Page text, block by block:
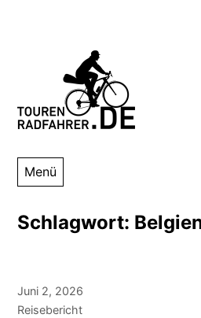
Tourenradfahrer
Danny Alexander Lettkemann
Menü
Schlagwort:
Juni 2, 2026
Reisebericht